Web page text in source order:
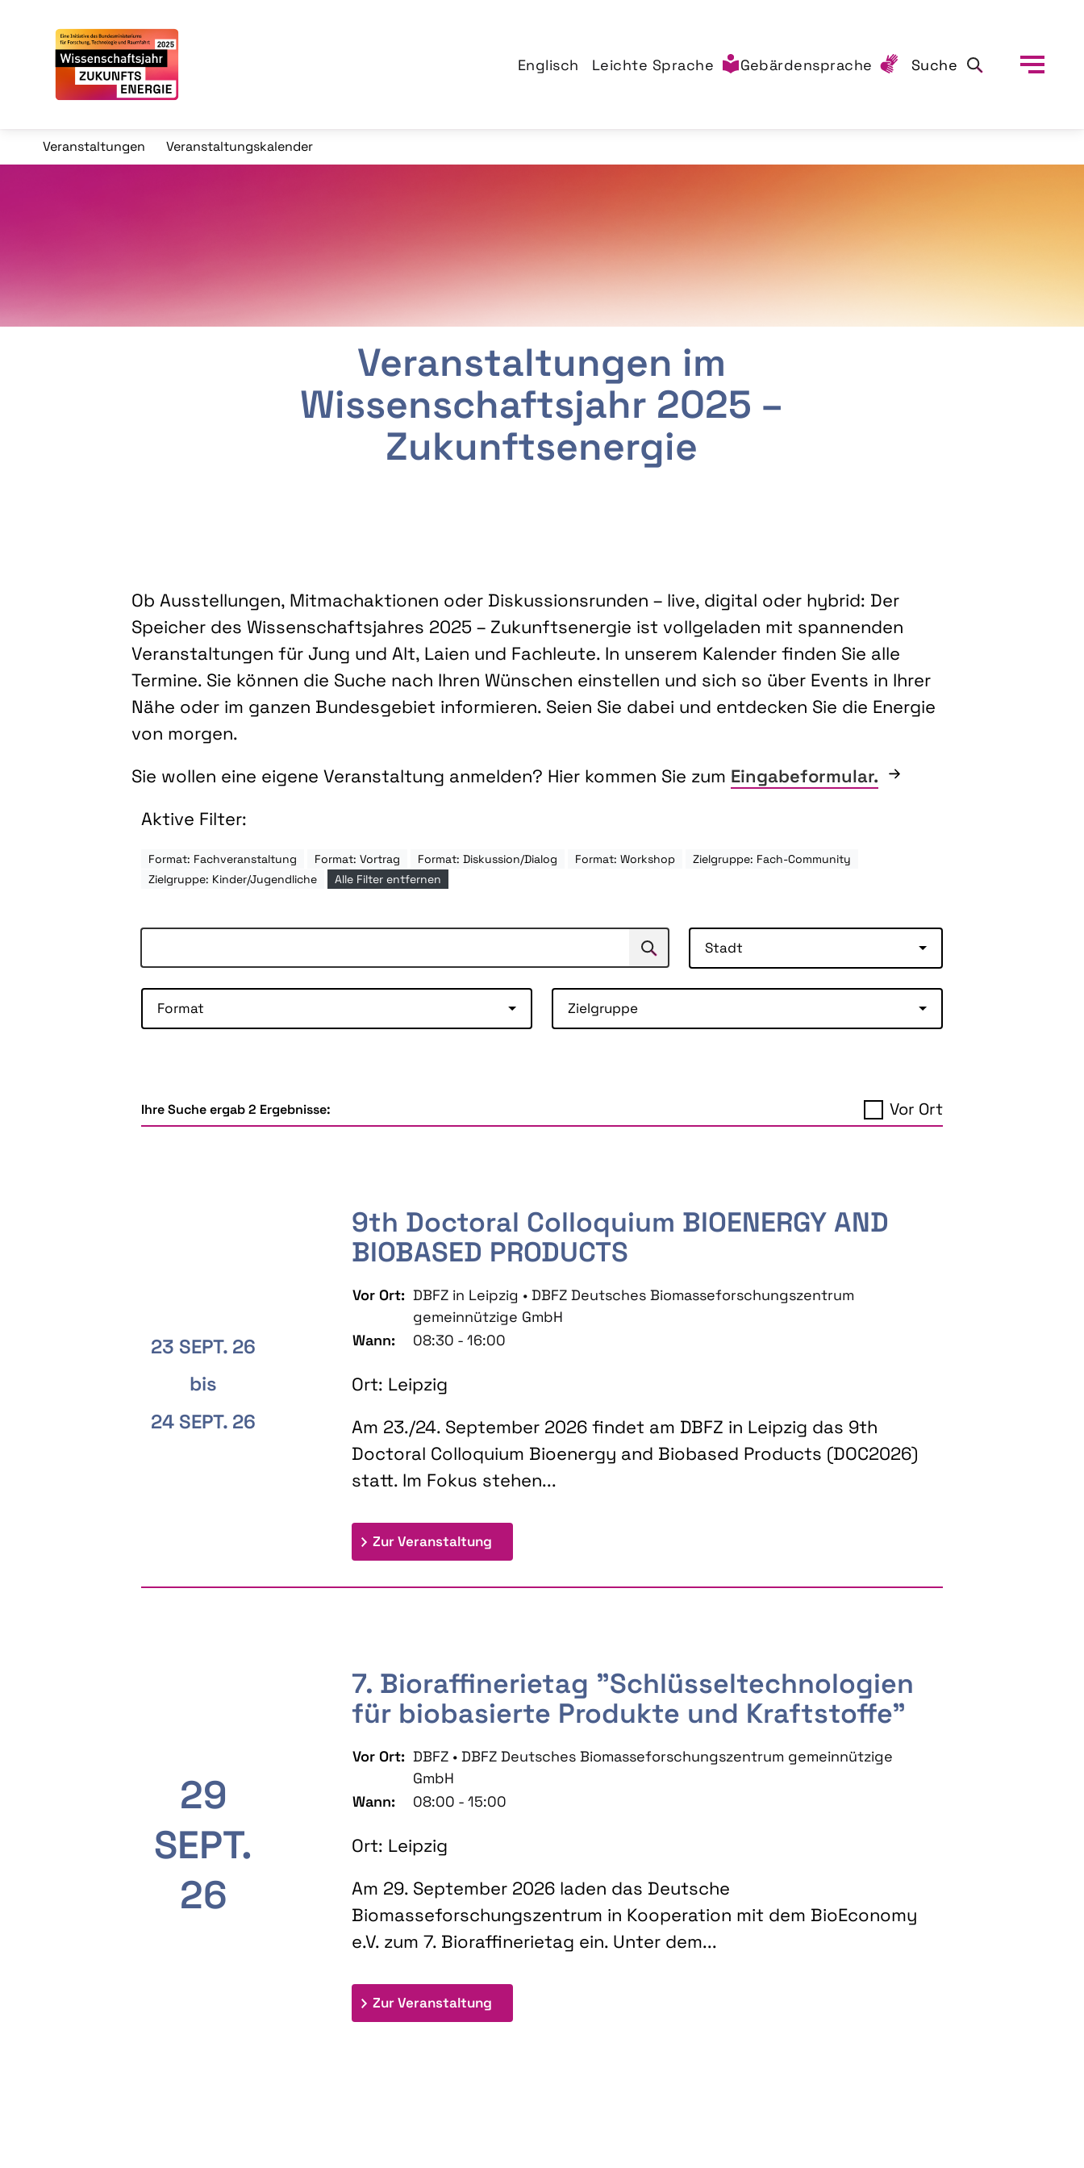
Englisch Leichte Sprache Gebärdensprache Suche
Veranstaltungen Veranstaltungskalender
Veranstaltungen im
Wissenschaftsjahr 2025 –
Zukunftsenergie
Ob Ausstellungen, Mitmachaktionen oder Diskussionsrunden – live, digital oder hybrid: Der
Speicher des Wissenschaftsjahres 2025 – Zukunftsenergie ist vollgeladen mit spannenden
Veranstaltungen für Jung und Alt, Laien und Fachleute. In unserem Kalender finden Sie alle
Termine. Sie können die Suche nach Ihren Wünschen einstellen und sich so über Events in Ihrer
Nähe oder im ganzen Bundesgebiet informieren. Seien Sie dabei und entdecken Sie die Energie
von morgen.
Sie wollen eine eigene Veranstaltung anmelden? Hier kommen Sie zum Eingabeformular.
Aktive Filter:
Format: Fachveranstaltung Format: Vortrag Format: Diskussion/Dialog Format: Workshop
Zielgruppe: Fach-Community
Zielgruppe: Kinder/Jugendliche
Alle Filter entfernen
Suchen Stadt
Format Zielgruppe
Ihre Suche ergab 2 Ergebnisse: Vor Ort
23 SEPT. 26
bis
24 SEPT. 26
9th Doctoral Colloquium BIOENERGY AND
BIOBASED PRODUCTS
Vor Ort: DBFZ in Leipzig • DBFZ Deutsches Biomasseforschungszentrum
gemeinnützige GmbH
Wann:
08:30 - 16:00
Ort: Leipzig
Am 23./24. September 2026 findet am DBFZ in Leipzig das 9th
Doctoral Colloquium Bioenergy and Biobased Products (DOC2026)
statt. Im Fokus stehen...
Zur Veranstaltung: 9th Doctoral Colloquium BIOENERGY AND BIOBASED PRODUCTS
29
SEPT.
26
7. Bioraffinerietag "Schlüsseltechnologien
für biobasierte Produkte und Kraftstoffe"
Vor Ort: DBFZ • DBFZ Deutsches Biomasseforschungszentrum gemeinnützige
GmbH
Wann:
08:00 - 15:00
Ort: Leipzig
Am 29. September 2026 laden das Deutsche
Biomasseforschungszentrum in Kooperation mit dem BioEconomy
e.V. zum 7. Bioraffinerietag ein. Unter dem...
Zur Veranstaltung: 7. Bioraffinerietag "Schlüsseltechnologien für biobasierte Produkte und Kraftstoffe"